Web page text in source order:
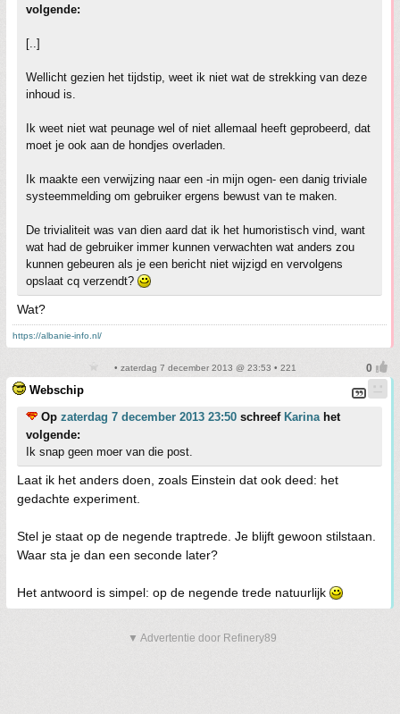
volgende:
[..]
Wellicht gezien het tijdstip, weet ik niet wat de strekking van deze
inhoud is.
Ik weet niet wat peunage wel of niet allemaal heeft geprobeerd, dat
moet je ook aan de hondjes overladen.
Ik maakte een verwijzing naar een -in mijn ogen- een danig triviale
systeemmelding om gebruiker ergens bewust van te maken.
De trivialiteit was van dien aard dat ik het humoristisch vind, want
wat had de gebruiker immer kunnen verwachten wat anders zou
kunnen gebeuren als je een bericht niet wijzigd en vervolgens
opslaat cq verzendt?
Wat?
https://albanie-info.nl/
• zaterdag 7 december 2013 @ 23:53 • 221
Webschip
Op zaterdag 7 december 2013 23:50 schreef Karinahet
volgende:
Ik snap geen moer van die post.
Laat ik het anders doen, zoals Einstein dat ook deed: het
gedachte experiment.
Stel je staat op de negende traptrede. Je blijft gewoon stilstaan.
Waar sta je dan een seconde later?
Het antwoord is simpel: op de negende trede natuurlijk
▼ Advertentie door Refinery89